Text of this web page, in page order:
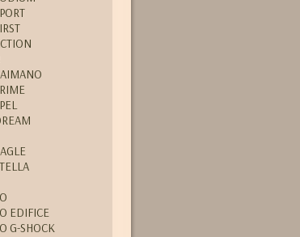
EDIFICE
G-SHOCK